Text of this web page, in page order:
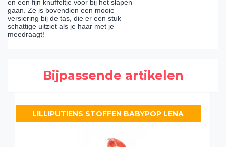
en een fijn knuffeltje voor bij het slapen
gaan. Ze is bovendien een mooie
versiering bij de tas, die er een stuk
schattige uitziet als je haar met je
meedraagt!
Bijpassende artikelen
LILLIPUTIENS STOFFEN BABYPOP LENA